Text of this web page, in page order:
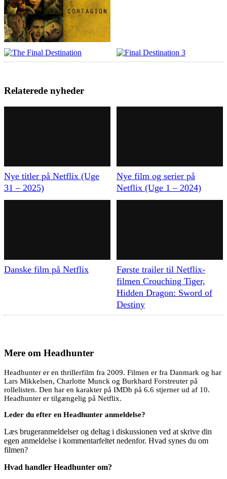
Relaterede nyheder
Nye titler på Netflix (Uge
31 – 2025)
Nye film og serier på
Netflix (Uge 1 – 2024)
Danske film på Netflix
Første trailer til Netflix-
filmen Crouching Tiger,
Hidden Dragon: Sword of
Destiny
Mere om Headhunter
Headhunter er en thrillerfilm fra 2009. Filmen er fra Danmark og har
Lars Mikkelsen, Charlotte Munck og Burkhard Forstreuter på
rollelisten. Den har en karakter på IMDb på 6.6 stjerner ud af 10.
Headhunter er tilgængelig på Netflix.
Leder du efter en Headhunter anmeldelse?
Læs brugeranmeldelser og deltag i diskussionen ved at skrive din
egen anmeldelse i kommentarfeltet nedenfor. Hvad synes du om
filmen?
Hvad handler Headhunter om?